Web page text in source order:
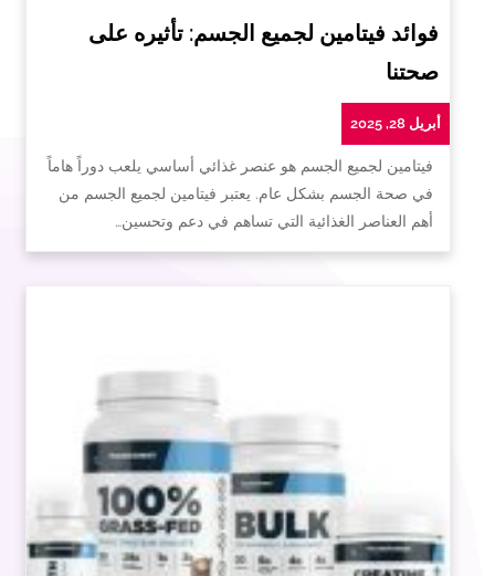
فوائد فيتامين لجميع الجسم: تأثيره على
صحتنا
أبريل 28, 2025
فيتامين لجميع الجسم هو عنصر غذائي أساسي يلعب دوراً هاماً
في صحة الجسم بشكل عام. يعتبر فيتامين لجميع الجسم من
أهم العناصر الغذائية التي تساهم في دعم وتحسين…